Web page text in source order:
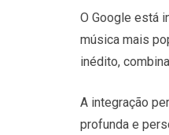
O Google está
música mais
inédito,
A integração
profunda e